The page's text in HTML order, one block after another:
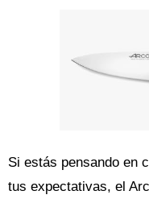
Si estás pensando en
tus expectativas, el